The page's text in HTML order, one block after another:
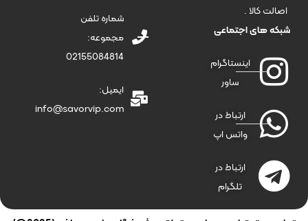
اصالت کالا .
شبکه های اجتماعی
اینستاگرام
ساور
ارتباط در
واتس اپ
ارتباط در
تلگرام
شماره تلفن
مجموعه:
02155084814
ایمیل:
info@savorvip.com